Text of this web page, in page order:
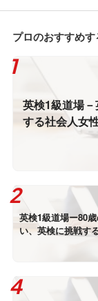
プロのおすすめ
英検1級道場
する社会人女
英検1級道場ー80
い、英検に挑戦す